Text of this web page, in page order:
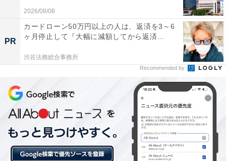
加えて、クエン酸や重曹、酢などの使用もNG。最悪の場
合、洗濯槽やその他部品を傷めてしまう場合もありま
す。
安いから、手軽だからと、気にせず、非推奨の洗浄剤を
使って洗濯槽にダメージが発生したら、余計に修理費用
がかさんでしまうことになりかねません。さらにはメー
カー保証が受けられなくなる可能性もあります。洗濯槽
のニオイやカビが気になった場合には、使っている洗濯
機のマニュアルを十分に確認した上で、推奨されている
洗浄剤を使いましょう。
2026/08/08
PR
カードローン50万円以上の人は、返済を3～6
ヶ月停止して『大幅に減額してから返済...
渋谷法務総合事務所
Recommended by